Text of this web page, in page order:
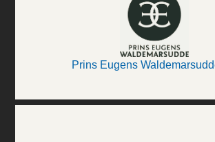
Prins Eugens